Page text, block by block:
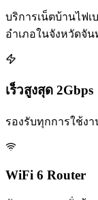
บริการเน็ตบ้านไฟเ
อำเภอในจังหวัดจั
เร็วสูงสุด 2Gbps
รองรับทุกการใช้งา
WiFi 6 Router